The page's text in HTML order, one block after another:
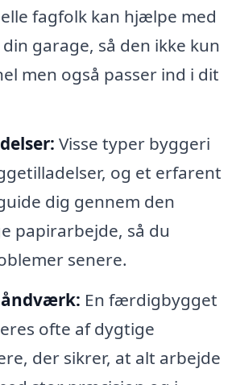
fagfolk kan hjælpe med
garage, så den ikke kun
men også passer ind i dit
Visse typer byggeri
og et erfarent
dig gennem den
papirarbejde, så du
senere.
En færdigbygget
ofte af dygtige
der sikrer, at alt arbejde